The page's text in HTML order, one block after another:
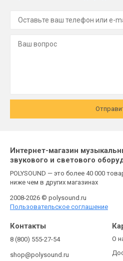
Интернет-магазин
звукового и светового
POLYSOUND — это более 40 000
ниже чем в других магазинах
2008-2026 © polysound.ru
Пользовательское соглашение
Контакты
8 (800) 555-27-54
shop@polysound.ru
О